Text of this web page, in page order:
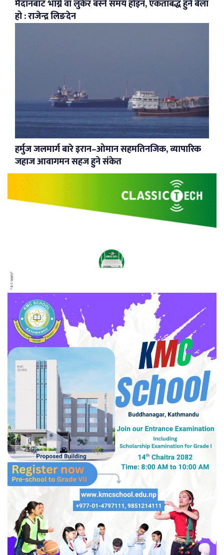
मैदानबाट भाग्ने वा लुकेर बस्ने समय होइन, एकताबद्ध हुने बेला
हो : राजेन्द्र लिङदेन
हर्मुज जलमार्ग बारे इरान–ओमान सहमतिनजिक, व्यापारिक
जहाज आवागमन सहज हुने संकेत